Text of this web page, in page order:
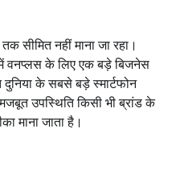
नहीं माना जा रहा।
में वनप्लस के लिए एक बड़े बिजनेस
दुनिया के सबसे बड़े स्मार्टफोन
उपस्थिति किसी भी ब्रांड के
माना जाता है।